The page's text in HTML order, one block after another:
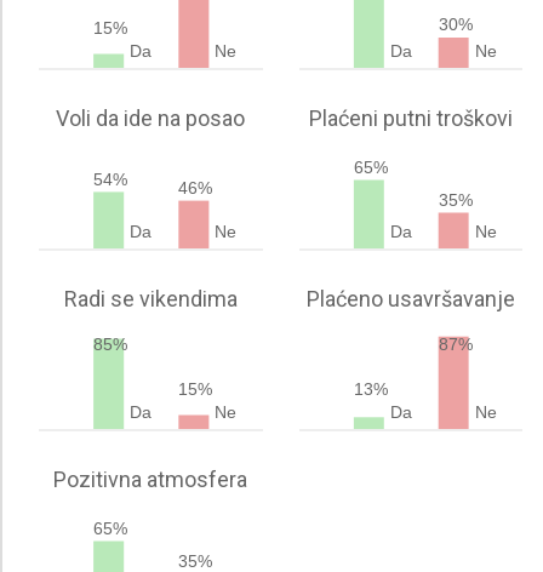
15%
Da
Ne Da
30%
Ne
Voli da ide na posao
54%
Da
46%
Ne
Plaćeni putni troškovi
65%
Da
35%
Ne
Radi se vikendima
85%
Da
15%
Ne
Plaćeno usavršavanje
13%
Da
87%
Ne
Pozitivna atmosfera
65%
35%